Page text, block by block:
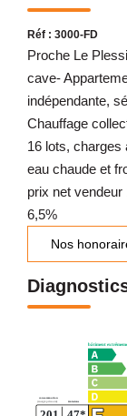
Réf : 3000-FD
Proche Le
cave-
indépendante,
Chauffage
16 lots, charges
eau chaude et
prix net
6,5%
Nos